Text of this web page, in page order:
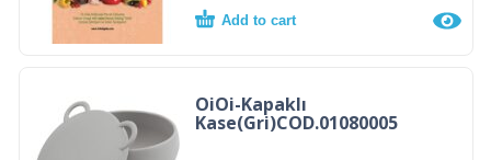
Add to cart
OiOi-Kapaklı
Kase(Gri)COD.01080005